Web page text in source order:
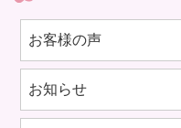
お客様の声
お知らせ